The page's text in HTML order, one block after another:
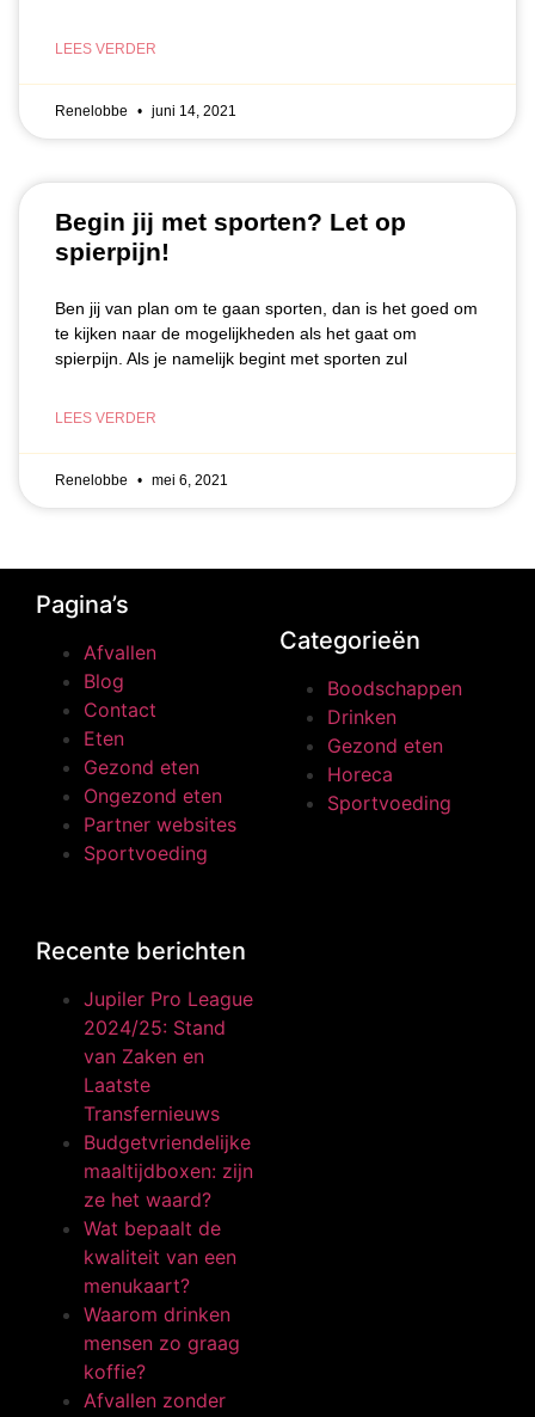
LEES VERDER
Renelobbe juni 14, 2021
Begin jij met sporten? Let op
spierpijn!
Ben jij van plan om te gaan sporten, dan is het goed om
te kijken naar de mogelijkheden als het gaat om
spierpijn. Als je namelijk begint met sporten zul
LEES VERDER
Renelobbe mei 6, 2021
Pagina’s
Afvallen
Blog
Contact
Eten
Gezond eten
Ongezond eten
Partner websites
Sportvoeding
Categorieën
Boodschappen
Drinken
Gezond eten
Horeca
Sportvoeding
Recente berichten
Jupiler Pro League
2024/25: Stand
van Zaken en
Laatste
Transfernieuws
Budgetvriendelijke
maaltijdboxen: zijn
ze het waard?
Wat bepaalt de
kwaliteit van een
menukaart?
Waarom drinken
mensen zo graag
koffie?
Afvallen zonder